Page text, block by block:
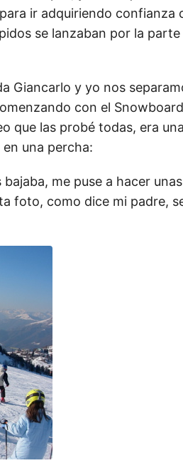
ir adquiriendo confianza
se lanzaban por la
Giancarlo y yo nos
con el
que las probé todas, era
una percha:
me puse a hacer
foto, como dice mi padre,